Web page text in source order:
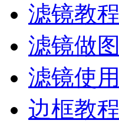
滤镜教程
滤镜做图
滤镜使用
边框教程